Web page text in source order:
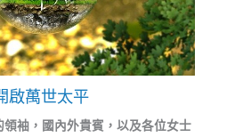
啟萬世太平
袖，國內外貴賓，以及各位女士